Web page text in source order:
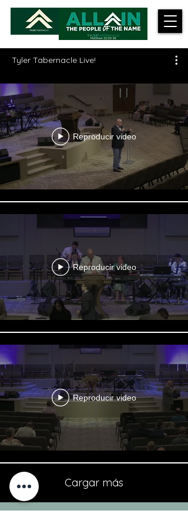
Tyler Tabernacle Live!
Reproducir video
Reproducir video
Reproducir video
Cargar más